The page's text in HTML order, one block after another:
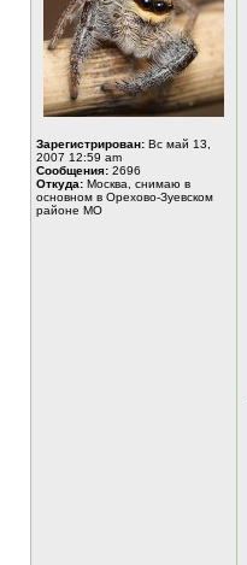
Зарегистрирован: Вс май 13,
2007 12:59 am
Сообщения: 2696
Откуда: Москва, снимаю в
основном в Орехово-Зуевском
районе МО